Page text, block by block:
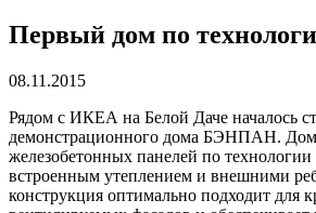
Первый дом по
08.11.2015
Рядом с ИКЕА на Белой Даче началось
демонстрационного дома БЭНПАН. Дом
железобетонных панелей по
встроенным утеплением и внешними
конструкция оптимально подходит для